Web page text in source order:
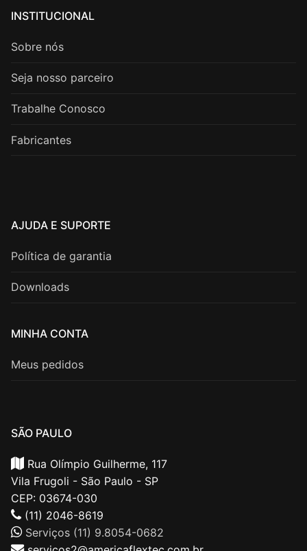
INSTITUCIONAL
Sobre nós
Seja nosso parceiro
Trabalhe Conosco
Fabricantes
AJUDA E SUPORTE
Política de garantia
Downloads
MINHA CONTA
Meus pedidos
SÃO PAULO
Rua Olímpio Guilherme, 117
Vila Frugoli - São Paulo - SP
CEP: 03674-030
(11) 2046-8619
Serviços (11) 9.8054-0682